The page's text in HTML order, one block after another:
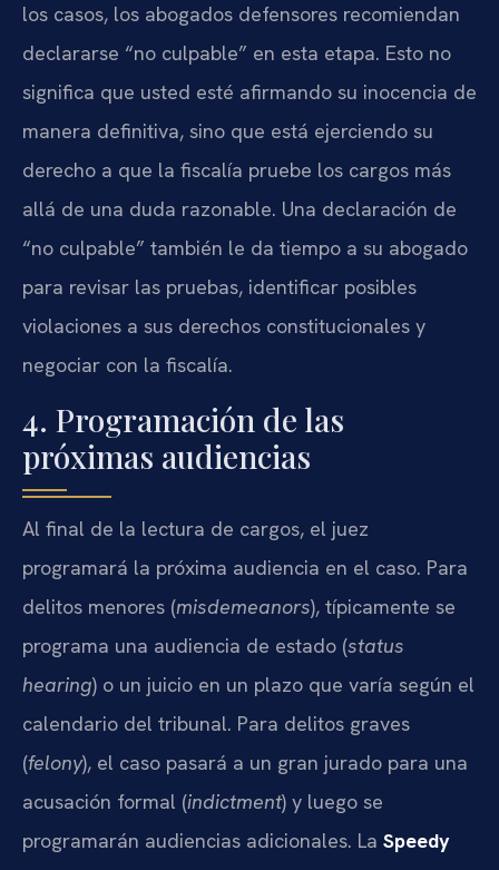
los casos, los abogados defensores recomiendan
declararse “no culpable” en esta etapa. Esto no
significa que usted esté afirmando su inocencia de
manera definitiva, sino que está ejerciendo su
derecho a que la fiscalía pruebe los cargos más
allá de una duda razonable. Una declaración de
“no culpable” también le da tiempo a su abogado
para revisar las pruebas, identificar posibles
violaciones a sus derechos constitucionales y
negociar con la fiscalía.
4. Programación de las
próximas audiencias
Al final de la lectura de cargos, el juez
programará la próxima audiencia en el caso. Para
delitos menores (misdemeanors), típicamente se
programa una audiencia de estado (status
hearing) o un juicio en un plazo que varía según el
calendario del tribunal. Para delitos graves
(felony), el caso pasará a un gran jurado para una
acusación formal (indictment) y luego se
programarán audiencias adicionales. La Speedy